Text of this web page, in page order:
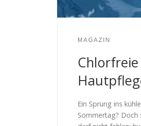
MAGAZIN
Ein Sprung ins
Sommertag? Doch